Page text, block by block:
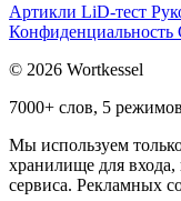
Артикли LiD-тест
Конфиденциальность
© 2026 Wortkessel
7000+ слов, 5
Мы используем
хранилище для входа,
сервиса. Рекламных